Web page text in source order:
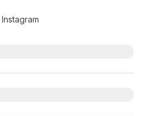
Instagram